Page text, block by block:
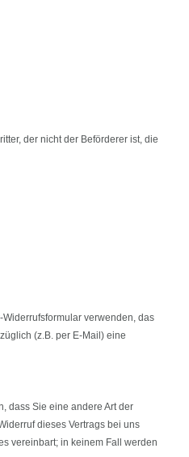
der nicht der Beförderer ist, die
verwenden, das
(z.B. per E-Mail) eine
dass Sie eine andere Art der
dieses Vertrags bei uns
vereinbart; in keinem Fall werden